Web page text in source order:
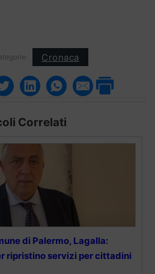
Cronaca
Correlati
di Palermo, Lagalla:
ripristino servizi per cittadini